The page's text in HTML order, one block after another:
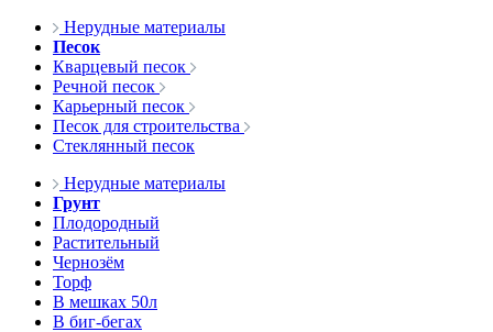
Нерудные материалы
Песок
Кварцевый песок
Речной песок
Карьерный песок
Песок для строительства
Стеклянный песок
Нерудные материалы
Грунт
Плодородный
Растительный
Чернозём
Торф
В мешках 50л
В биг-бегах